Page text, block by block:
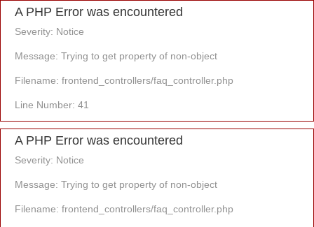
A PHP Error was encountered
Severity: Notice
Message: Trying to get property of non-object
Filename: frontend_controllers/faq_controller.php
Line Number: 41
A PHP Error was encountered
Severity: Notice
Message: Trying to get property of non-object
Filename: frontend_controllers/faq_controller.php